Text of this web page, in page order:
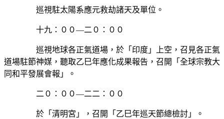
巡視駐太陽系應元救劫諸天及單位。
十九：００—二０：００
巡視地球各正氣道場，於「印度」上空，召見各正氣
道場駐節神媒，聽取乙巳年應化成果報告，召開「全球宗教大
同和平發展會報」。
二０：００—二二：００
於「清明宮」，召開「乙巳年巡天節總檢討」。